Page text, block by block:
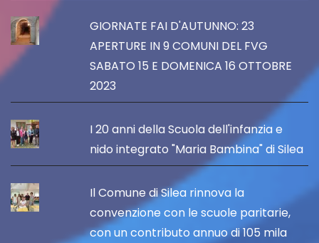
GIORNATE FAI D'AUTUNNO: 23
APERTURE IN 9 COMUNI DEL FVG
SABATO 15 E DOMENICA 16 OTTOBRE
2023
I 20 anni della Scuola dell'infanzia e
nido integrato "Maria Bambina" di Silea
Il Comune di Silea rinnova la
convenzione con le scuole paritarie,
con un contributo annuo di 105 mila